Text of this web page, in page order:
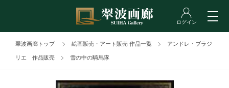
翠波画廊トップ 絵画販売・アート販売 作品一覧 アンドレ・ブラジ
リエ 作品販売 雪の中の騎馬隊